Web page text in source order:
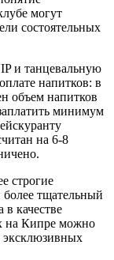
могут
состоятельных
и танцевальную
напитков: в
объем напитков
минимум
на 6-8
строгие
тщательный
в качестве
на Кипре можно
эксклюзивных